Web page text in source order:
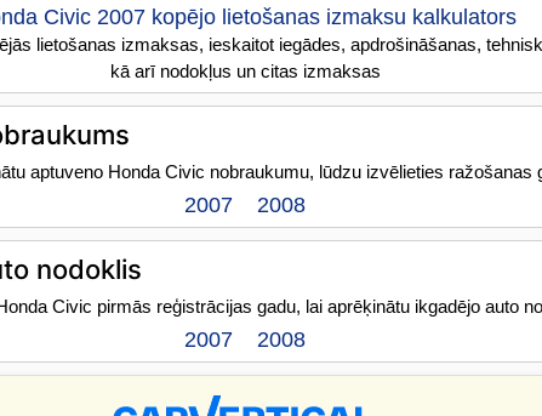
Civic 2007 kopējo lietošanas izmaksu kalkulators
lietošanas izmaksas, ieskaitot iegādes, apdrošināšanas,
kā arī nodokļus un citas izmaksas
aptuveno Honda Civic nobraukumu, lūdzu izvēlieties ražošanas
2007 2008
nodoklis
Civic pirmās reģistrācijas gadu, lai aprēķinātu ikgadējo auto
2007 2008